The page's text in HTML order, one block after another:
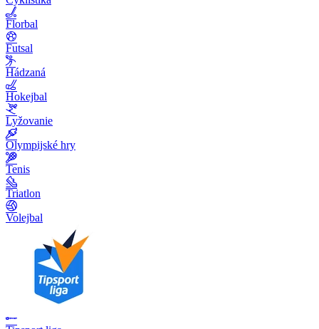
Florbal
Futsal
Hádzaná
Hokejbal
Lyžovanie
Olympijské hry
Tenis
Triatlon
Volejbal